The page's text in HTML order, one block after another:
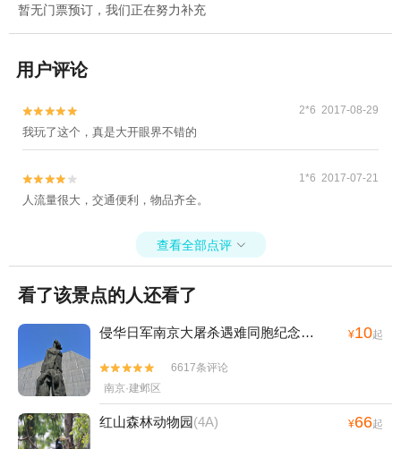
暂无门票预订，我们正在努力补充
用户评论

 2*6 2017-08-29
我玩了这个，真是大开眼界不错的

 1*6 2017-07-21
人流量很大，交通便利，物品齐全。
查看全部点评 
看了该景点的人还看了
侵华日军南京大屠杀遇难同胞纪念馆 ¥10起


6617条评论
南京·建邺区
红山森林动物园(4A) ¥66起